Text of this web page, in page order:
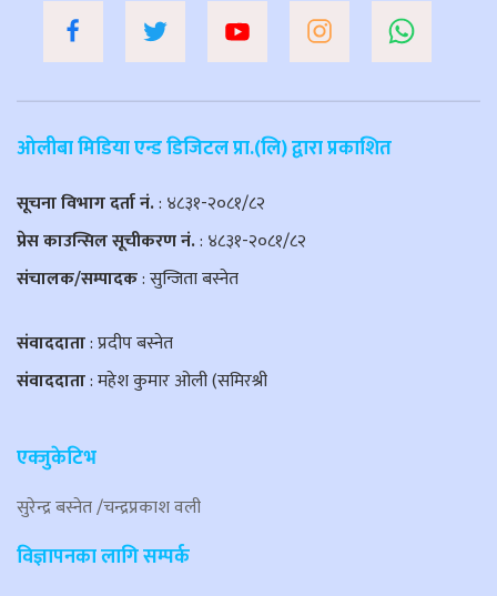
ओलीबा मिडिया एन्ड डिजिटल प्रा.(लि) द्वारा प्रकाशित
सूचना विभाग दर्ता नं.: ४८३१-२०८१/८२
प्रेस काउन्सिल सूचीकरण नं.: ४८३१-२०८१/८२
संचालक/सम्पादक: सुन्जिता बस्नेत
संवाददाता: प्रदीप बस्नेत
संवाददाता: महेश कुमार ओली (समिरश्री
एक्जुकेटिभ
सुरेन्द्र बस्नेत /चन्द्रप्रकाश वली
विज्ञापनका लागि सम्पर्क